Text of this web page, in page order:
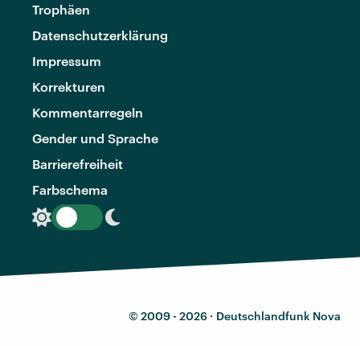
Trophäen
Datenschutzerklärung
Impressum
Korrekturen
Kommentarregeln
Gender und Sprache
Barrierefreiheit
Farbschema
© 2009 - 2026 · Deutschlandfunk Nova